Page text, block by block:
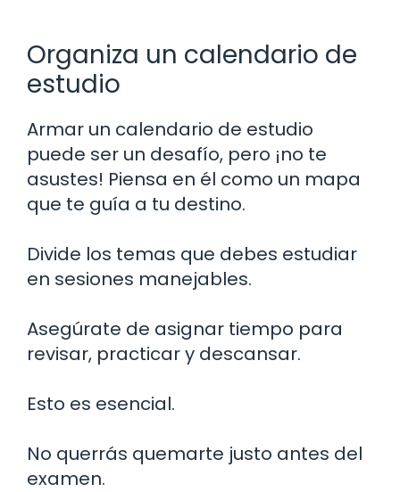
Organiza un calendario de
estudio
Armar un calendario de estudio
puede ser un desafío, pero ¡no te
asustes! Piensa en él como un mapa
que te guía a tu destino.
Divide los temas que debes estudiar
en sesiones manejables.
Asegúrate de asignar tiempo para
revisar, practicar y descansar.
Esto es esencial.
No querrás quemarte justo antes del
examen.